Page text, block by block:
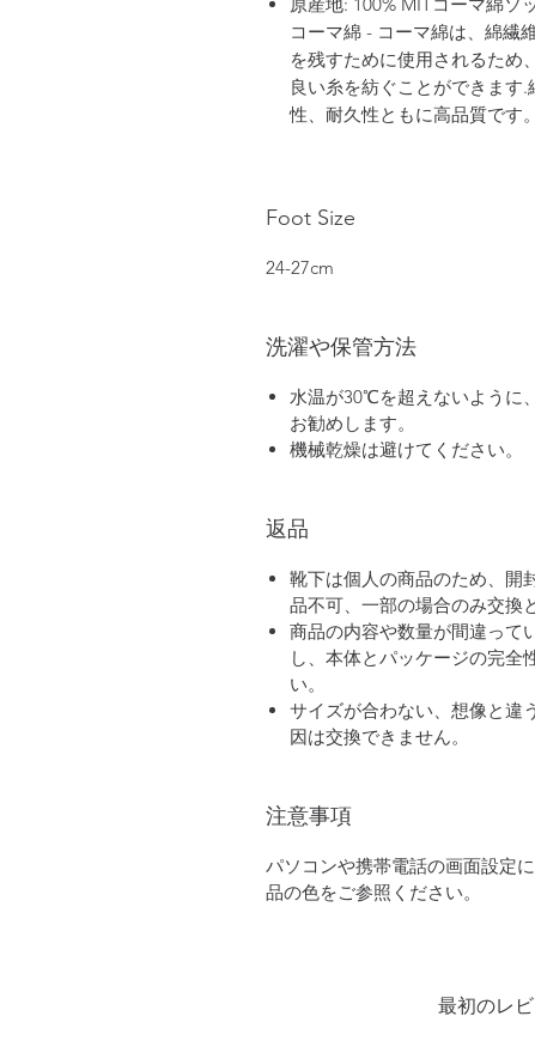
原産地: 100% MITコーマ綿ソ
コーマ綿 - コーマ綿は、綿繊
を残すために使用されるため
良い糸を紡ぐことができます
性、耐久性ともに高品質です。
Foot Size
24-27cm
洗濯や保管方法
水温が30℃を超えないように
お勧めします。
機械乾燥は避けてください。
返品
靴下は個人の商品のため、開
品不可、一部の場合のみ交換
商品の内容や数量が間違って
し、本体とパッケージの完全
い。
サイズが合わない、想像と違
因は交換できません。
注意事項
パソコンや携帯電話の画面設定
品の色をご参照ください。
最初のレ